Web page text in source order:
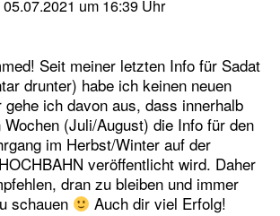
05.07.2021 um 16:39 Uhr
Seit meiner letzten Info für Sadat
drunter) habe ich keinen neuen
gehe ich davon aus, dass innerhalb
(Juli/August) die Info für den
im Herbst/Winter auf der
veröffentlicht wird. Daher
dran zu bleiben und immer
schauen
Auch dir viel Erfolg!